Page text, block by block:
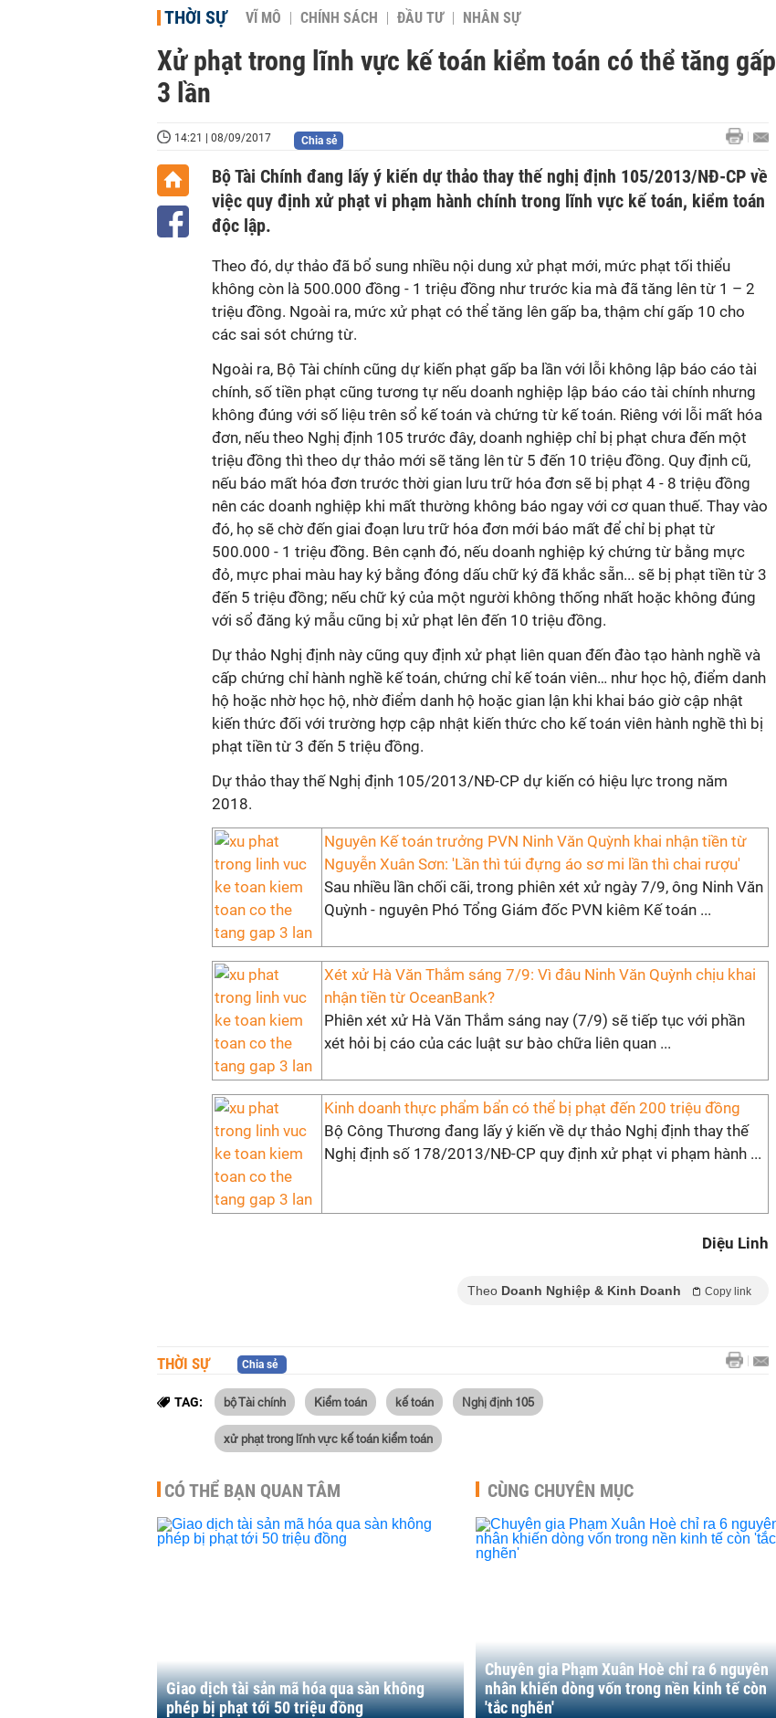
THỜI SỰ VĨ MÔ CHÍNH SÁCH ĐẦU TƯ NHÂN SỰ
Xử phạt trong lĩnh vực kế toán kiểm toán có thể tăng gấp
3 lần
14:21 | 08/09/2017 Chia sẻ
Bộ Tài Chính đang lấy ý kiến dự thảo thay thế nghị định 105/2013/NĐ-CP về
việc quy định xử phạt vi phạm hành chính trong lĩnh vực kế toán, kiểm toán
độc lập.
Theo đó, dự thảo đã bổ sung nhiều nội dung xử phạt mới, mức phạt tối thiểu
không còn là 500.000 đồng - 1 triệu đồng như trước kia mà đã tăng lên từ 1 – 2
triệu đồng. Ngoài ra, mức xử phạt có thể tăng lên gấp ba, thậm chí gấp 10 cho
các sai sót chứng từ.
Ngoài ra, Bộ Tài chính cũng dự kiến phạt gấp ba lần với lỗi không lập báo cáo tài
chính, số tiền phạt cũng tương tự nếu doanh nghiệp lập báo cáo tài chính nhưng
không đúng với số liệu trên sổ kế toán và chứng từ kế toán. Riêng với lỗi mất hóa
đơn, nếu theo Nghị định 105 trước đây, doanh nghiệp chỉ bị phạt chưa đến một
triệu đồng thì theo dự thảo mới sẽ tăng lên từ 5 đến 10 triệu đồng. Quy định cũ,
nếu báo mất hóa đơn trước thời gian lưu trữ hóa đơn sẽ bị phạt 4 - 8 triệu đồng
nên các doanh nghiệp khi mất thường không báo ngay với cơ quan thuế. Thay vào
đó, họ sẽ chờ đến giai đoạn lưu trữ hóa đơn mới báo mất để chỉ bị phạt từ
500.000 - 1 triệu đồng. Bên cạnh đó, nếu doanh nghiệp ký chứng từ bằng mực
đỏ, mực phai màu hay ký bằng đóng dấu chữ ký đã khắc sẵn... sẽ bị phạt tiền từ 3
đến 5 triệu đồng; nếu chữ ký của một người không thống nhất hoặc không đúng
với sổ đăng ký mẫu cũng bị xử phạt lên đến 10 triệu đồng.
Dự thảo Nghị định này cũng quy định xử phạt liên quan đến đào tạo hành nghề và
cấp chứng chỉ hành nghề kế toán, chứng chỉ kế toán viên… như học hộ, điểm danh
hộ hoặc nhờ học hộ, nhờ điểm danh hộ hoặc gian lận khi khai báo giờ cập nhật
kiến thức đối với trường hợp cập nhật kiến thức cho kế toán viên hành nghề thì bị
phạt tiền từ 3 đến 5 triệu đồng.
Dự thảo thay thế Nghị định 105/2013/NĐ-CP dự kiến có hiệu lực trong năm
2018.
Nguyên Kế toán trưởng PVN Ninh Văn Quỳnh khai nhận tiền từ
Nguyễn Xuân Sơn: 'Lần thì túi đựng áo sơ mi lần thì chai rượu'
Sau nhiều lần chối cãi, trong phiên xét xử ngày 7/9, ông Ninh Văn
Quỳnh - nguyên Phó Tổng Giám đốc PVN kiêm Kế toán ...
Xét xử Hà Văn Thắm sáng 7/9: Vì đâu Ninh Văn Quỳnh chịu khai
nhận tiền từ OceanBank?
Phiên xét xử Hà Văn Thắm sáng nay (7/9) sẽ tiếp tục với phần
xét hỏi bị cáo của các luật sư bào chữa liên quan ...
Kinh doanh thực phẩm bẩn có thể bị phạt đến 200 triệu đồng
Bộ Công Thương đang lấy ý kiến về dự thảo Nghị định thay thế
Nghị định số 178/2013/NĐ-CP quy định xử phạt vi phạm hành ...
Diệu Linh
Theo Doanh Nghiệp & Kinh Doanh Copy link
THỜI SỰ Chia sẻ
TAG: bộ Tài chính Kiểm toán kế toán Nghị định 105
xử phạt trong lĩnh vực kế toán kiểm toán
CÓ THỂ BẠN QUAN TÂM
Giao dịch tài sản mã hóa qua sàn không
phép bị phạt tới 50 triệu đồng
CÙNG CHUYÊN MỤC
Chuyên gia Phạm Xuân Hoè chỉ ra 6 nguyên
nhân khiến dòng vốn trong nền kinh tế còn
'tắc nghẽn'